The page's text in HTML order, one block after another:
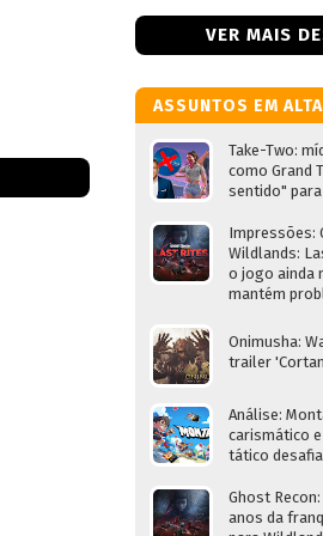
VER MAIS
ASSUNTOS EM ALTA
Take-Two:
como Grand
sentido" para
Impressões:
Wildlands:
o jogo ainda
mantém
Onimusha:
trailer
Análise:
carismático
tático
Ghost
anos da